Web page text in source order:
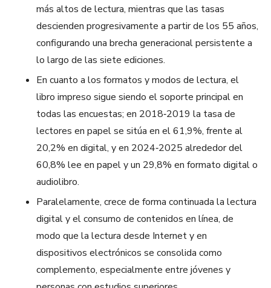
más altos de lectura, mientras que las tasas
descienden progresivamente a partir de los 55 años,
configurando una brecha generacional persistente a
lo largo de las siete ediciones.​
En cuanto a los formatos y modos de lectura, el
libro impreso sigue siendo el soporte principal en
todas las encuestas; en 2018‑2019 la tasa de
lectores en papel se sitúa en el 61,9%, frente al
20,2% en digital, y en 2024‑2025 alrededor del
60,8% lee en papel y un 29,8% en formato digital o
audiolibro.​
Paralelamente, crece de forma continuada la lectura
digital y el consumo de contenidos en línea, de
modo que la lectura desde Internet y en
dispositivos electrónicos se consolida como
complemento, especialmente entre jóvenes y